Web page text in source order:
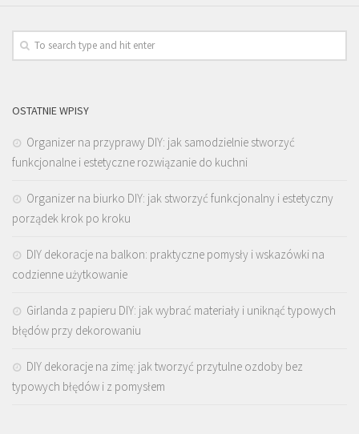
OSTATNIE WPISY
Organizer na przyprawy DIY: jak samodzielnie stworzyć
funkcjonalne i estetyczne rozwiązanie do kuchni
Organizer na biurko DIY: jak stworzyć funkcjonalny i estetyczny
porządek krok po kroku
DIY dekoracje na balkon: praktyczne pomysły i wskazówki na
codzienne użytkowanie
Girlanda z papieru DIY: jak wybrać materiały i uniknąć typowych
błędów przy dekorowaniu
DIY dekoracje na zimę: jak tworzyć przytulne ozdoby bez
typowych błędów i z pomysłem